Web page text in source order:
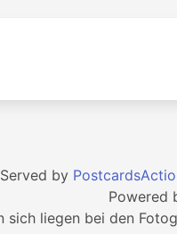
Served by
Powered
sich liegen bei den